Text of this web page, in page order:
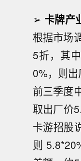
➢ 卡牌产
根据市场
5折，其
0%，则
前三季度
取出厂价
卡游招股
则